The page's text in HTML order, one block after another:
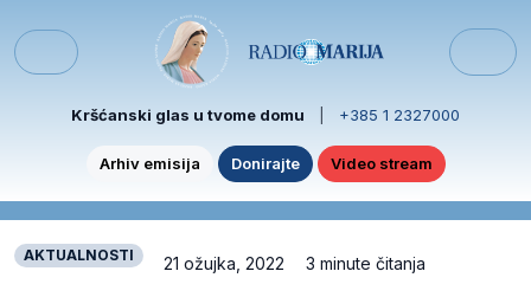
Menu
Kršćanski glas u tvome domu +385 1 2327000
Arhiv emisija Donirajte Video stream
AKTUALNOSTI 21 ožujka, 2022 3 minute čitanja